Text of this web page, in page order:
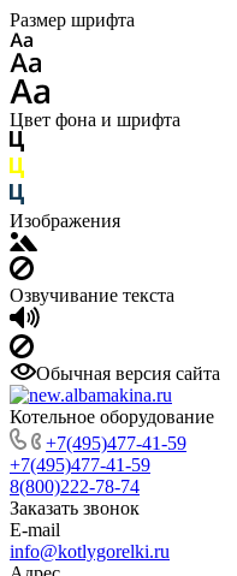
Размер шрифта
Цвет фона и шрифта
Изображения
Озвучивание текста
Обычная версия сайта
Котельное оборудование
+7(495)477-41-59
+7(495)477-41-59
8(800)222-78-74
Заказать звонок
E-mail
info@kotlygorelki.ru